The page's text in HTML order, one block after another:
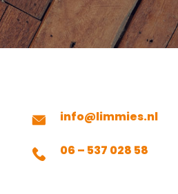
info@limmies.nl
06 – 537 028 58